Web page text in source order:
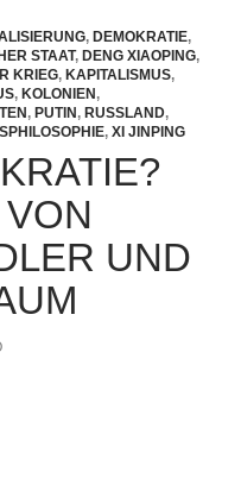
, DEMOKRATIE,
STAAT, DENG XIAOPING,
KRIEG, KAPITALISMUS,
, KOLONIEN,
, PUTIN, RUSSLAND,
, XI JINPING
UND